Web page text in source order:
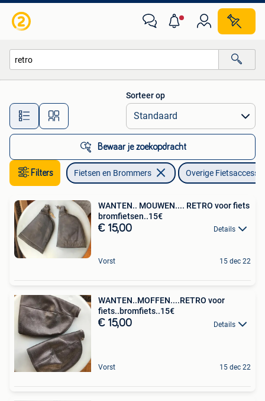
Alle afstanden…
Sorteer op
Bewaar je zoekopdracht
Filters Fietsen en Brommers Overige
WANTEN.. MOUWEN.... RETRO voor fiets
bromfietsen..15€
€ 15,00 Details
Vorst 15 dec 22
WANTEN..MOFFEN....RETRO voor
fiets..bromfiets..15€
€ 15,00 Details
Vorst 15 dec 22